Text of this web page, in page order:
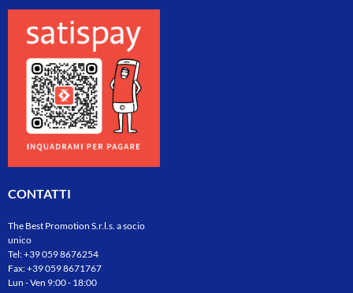
CONTATTI
The Best Promotion S.r.l.s. a socio
unico
Tel:+39 059 8676254
Fax: +39 059 8671767
Lun - Ven 9:00 - 18:00